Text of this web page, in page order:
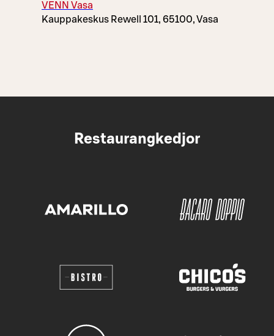
VENN Vasa
Kauppakeskus Rewell 101, 65100, Vasa
Restaurangkedjor